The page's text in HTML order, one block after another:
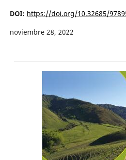
DOI: https://doi.org/10.32685/
noviembre 28, 2022